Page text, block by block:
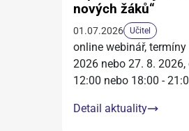
nových žáků“
01.07.2026 Učitel
online webinář, termíny
2026 nebo 27. 8. 2026,
12:00 nebo 18:00 -
Detail aktuality